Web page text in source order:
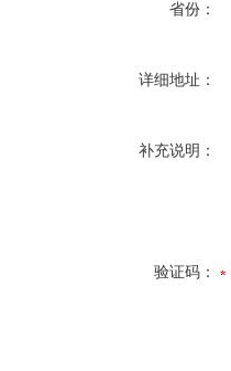
省份：
详细地址：
补充说明：
验证码：